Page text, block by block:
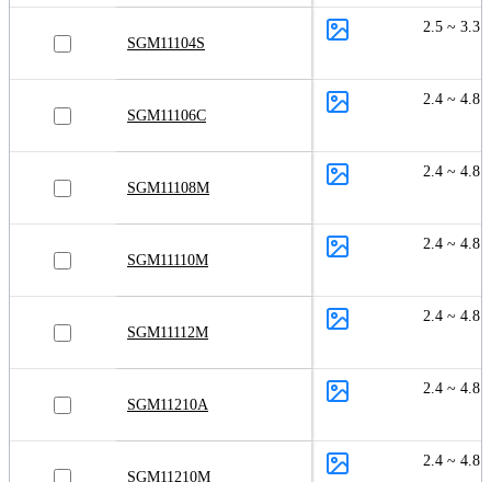
SGM11104S
2.5 ~ 3.3
SGM11106C
2.4 ~ 4.8
SGM11108M
2.4 ~ 4.8
SGM11110M
2.4 ~ 4.8
SGM11112M
2.4 ~ 4.8
SGM11210A
2.4 ~ 4.8
SGM11210M
2.4 ~ 4.8